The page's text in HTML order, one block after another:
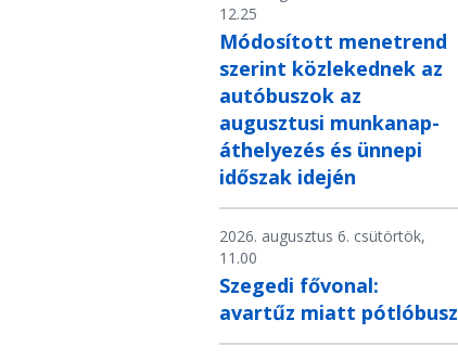
12.25
Módosított menetrend
szerint közlekednek az
autóbuszok az
augusztusi munkanap-
áthelyezés és ünnepi
időszak idején
2026. augusztus 6. csütörtök,
11.00
Szegedi fővonal:
avartűz miatt pótlóbusz